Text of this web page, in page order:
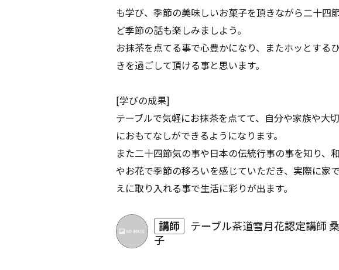
も学び、季節の美味しいお菓子を頂きながら二十四
ど季節の話も楽しみましよう。
お抹茶を点てる事で心豊かになり、またホッとする
きを過ごして頂ける事と思います。
[学びの成果]
テーブルで気軽にお抹茶を点てて、自分や家族や大
におもてなしができるようになります。
また二十四節気の事や日本の伝統行事の事を知り、
やお花で季節の移ろいを感じていただき、実際に家
えに取り入れる事で生活に彩りが出ます。
講師
テーブル茶道雪月花認定講師
子